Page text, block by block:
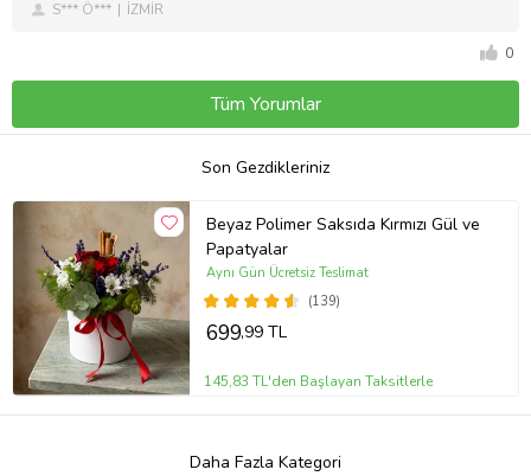
S*** Ö*** İZMİR
0
Tüm Yorumlar
Son Gezdikleriniz
Beyaz Polimer Saksıda Kırmızı Gül ve
Papatyalar
(139)
Aynı Gün Ücretsiz Teslimat
699,99 TL
145,83 TL'den Başlayan Taksitlerle
Daha Fazla Kategori